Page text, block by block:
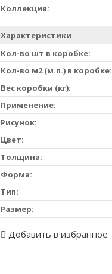
Коллекция:
Характеристики
Кол-во шт в коробке:
Кол-во м2 (м.п.) в коробке:
Вес коробки (кг):
Применение:
Рисунок:
Цвет:
Толщина:
Форма:
Тип:
Размер:
Добавить в избранное